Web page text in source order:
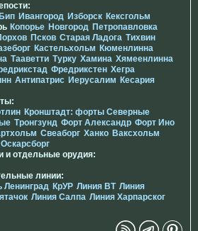
Ивангород Изборск Кексгольм
Копорье Новгород Петропавловка
Псков Старая Ладога Тихвин
Кастельхольм Кюменлинна
Тааветти Турку Хамина Хямеенлинна
Фредрикстен Хегра
Антипатрис Иерусалим Кесария
Кронштадт: форты Северные
Тронгзунд Форт Александр Форт Ино
Свеаборг Ханко Ваксхольм
Оскарсборг
и отдельные орудия:
линии:
Ленинград КрУР Линия ВТ Линия
Линия Салпа Линия Харпарског